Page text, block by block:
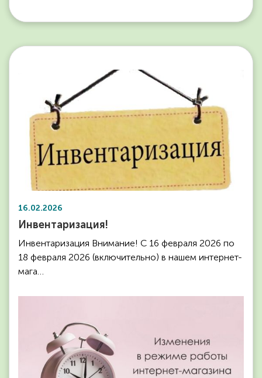
16.02.2026
Инвентаризация!
Инвентаризация Внимание! С 16 февраля 2026 по
18 февраля 2026 (включительно) в нашем интернет-
мага…